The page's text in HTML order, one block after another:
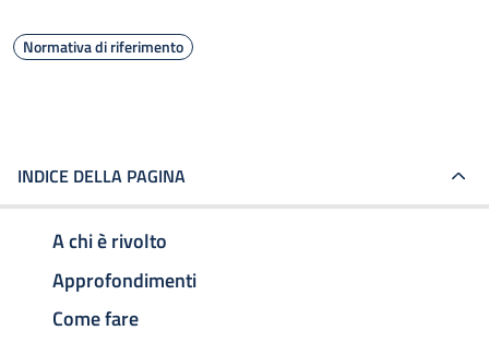
Normativa di riferimento
INDICE DELLA PAGINA
A chi è rivolto
Approfondimenti
Come fare